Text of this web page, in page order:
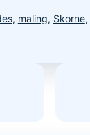
, maling, Skorne,